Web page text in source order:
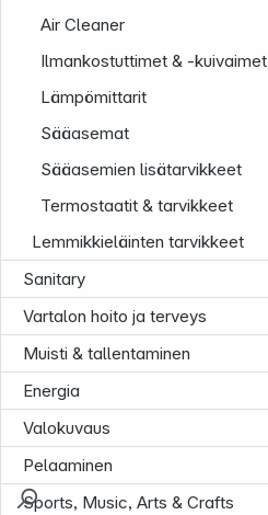
Air Cleaner
Ilmankostuttimet & -kuivaimet
Lämpömittarit
Sääasemat
Sääasemien lisätarvikkeet
Termostaatit & tarvikkeet
Lemmikkieläinten tarvikkeet
Sanitary
Vartalon hoito ja terveys
Muisti & tallentaminen
Energia
Valokuvaus
Pelaaminen
Sports, Music, Arts & Crafts